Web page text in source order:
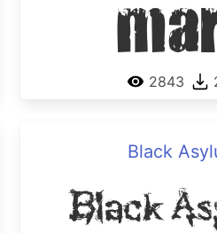
2843
Black
Black